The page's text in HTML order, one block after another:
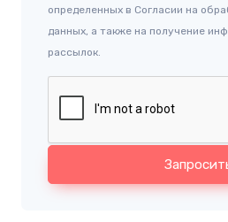
определенных в Согласии на
данных, а также на получение
рассылок.